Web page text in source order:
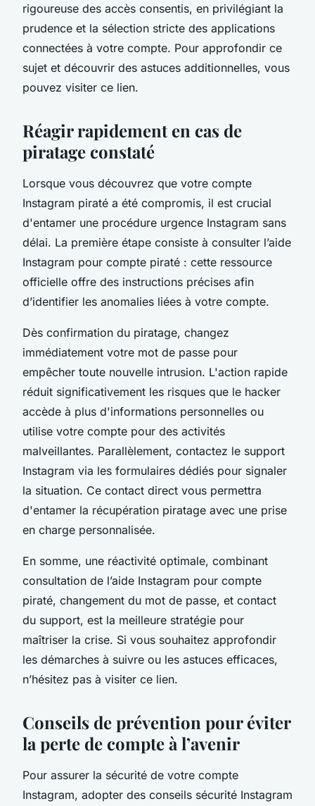
rigoureuse des accès consentis, en privilégiant la
prudence et la sélection stricte des applications
connectées à votre compte. Pour approfondir ce
sujet et découvrir des astuces additionnelles, vous
pouvez visiter ce lien.
Réagir rapidement en cas de
piratage constaté
Lorsque vous découvrez que votre compte
Instagram piraté a été compromis, il est crucial
d'entamer une procédure urgence Instagram sans
délai. La première étape consiste à consulter l’aide
Instagram pour compte piraté : cette ressource
officielle offre des instructions précises afin
d’identifier les anomalies liées à votre compte.
Dès confirmation du piratage, changez
immédiatement votre mot de passe pour
empêcher toute nouvelle intrusion. L'action rapide
réduit significativement les risques que le hacker
accède à plus d'informations personnelles ou
utilise votre compte pour des activités
malveillantes. Parallèlement, contactez le support
Instagram via les formulaires dédiés pour signaler
la situation. Ce contact direct vous permettra
d'entamer la récupération piratage avec une prise
en charge personnalisée.
En somme, une réactivité optimale, combinant
consultation de l’aide Instagram pour compte
piraté, changement du mot de passe, et contact
du support, est la meilleure stratégie pour
maîtriser la crise. Si vous souhaitez approfondir
les démarches à suivre ou les astuces efficaces,
n’hésitez pas à visiter ce lien.
Conseils de prévention pour éviter
la perte de compte à l’avenir
Pour assurer la sécurité de votre compte
Instagram, adopter des conseils sécurité Instagram